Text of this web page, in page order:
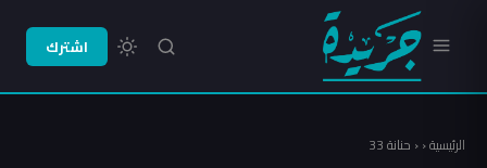
اشترك
الرئيسية‹
‹ حنانة 33